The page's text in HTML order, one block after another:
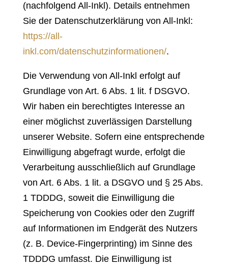
(nachfolgend All-Inkl). Details entnehmen
Sie der Datenschutzerklärung von All-Inkl:
https://all-
inkl.com/datenschutzinformationen/.
Die Verwendung von All-Inkl erfolgt auf
Grundlage von Art. 6 Abs. 1 lit. f DSGVO.
Wir haben ein berechtigtes Interesse an
einer möglichst zuverlässigen Darstellung
unserer Website. Sofern eine entsprechende
Einwilligung abgefragt wurde, erfolgt die
Verarbeitung ausschließlich auf Grundlage
von Art. 6 Abs. 1 lit. a DSGVO und § 25 Abs.
1 TDDDG, soweit die Einwilligung die
Speicherung von Cookies oder den Zugriff
auf Informationen im Endgerät des Nutzers
(z. B. Device-Fingerprinting) im Sinne des
TDDDG umfasst. Die Einwilligung ist